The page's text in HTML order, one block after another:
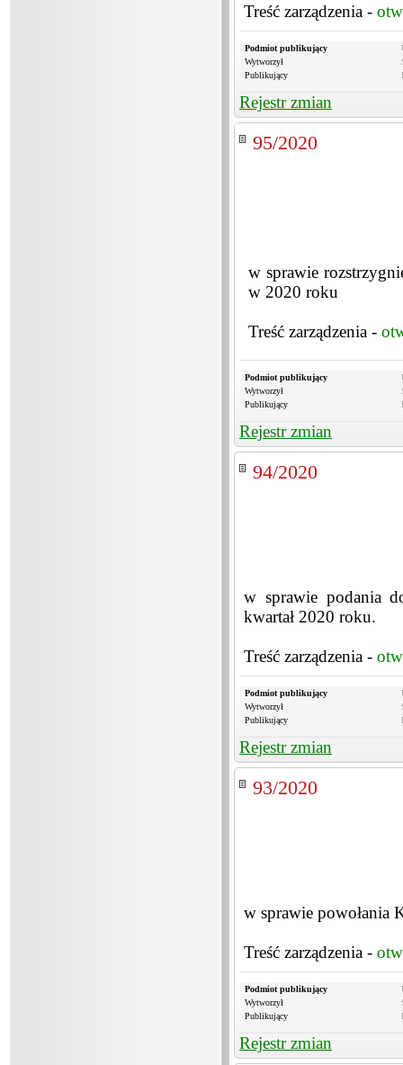
Treść zarządzenia -
Podmiot publikujący
Wytworzył
Publikujący
Rejestr zmian
95/2020
w sprawie
w 2020 roku
Treść zarządzenia -
Podmiot publikujący
Wytworzył
Publikujący
Rejestr zmian
94/2020
w sprawie podania
kwartał 2020 roku.
Treść zarządzenia -
Podmiot publikujący
Wytworzył
Publikujący
Rejestr zmian
93/2020
w sprawie powołania
Treść zarządzenia -
Podmiot publikujący
Wytworzył
Publikujący
Rejestr zmian